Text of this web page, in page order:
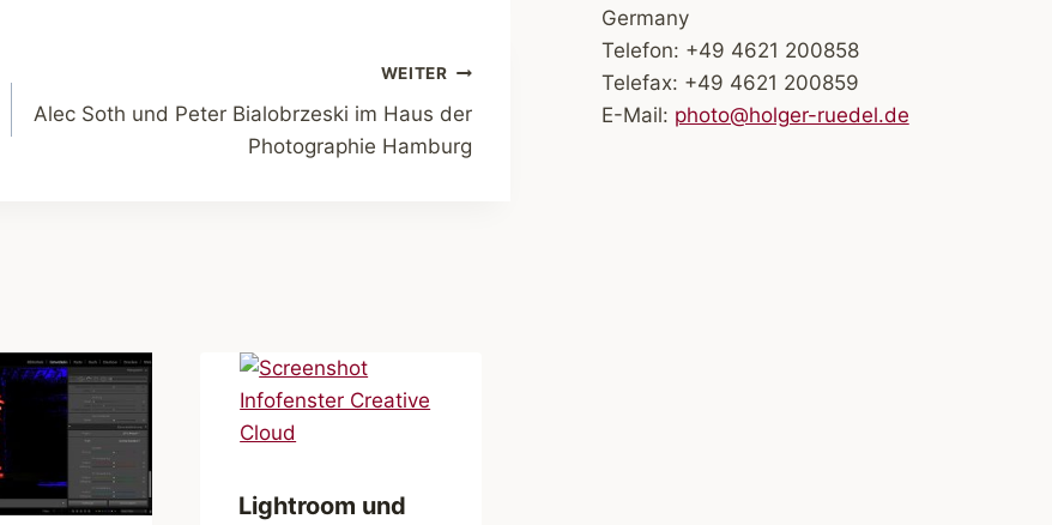
WEITER
Alec Soth und Peter Bialobrzeski im Haus der
Photographie Hamburg
Lightroom und
Germany
Telefon: +49 4621 200858
Telefax: +49 4621 200859
E-Mail: photo@holger-ruedel.de